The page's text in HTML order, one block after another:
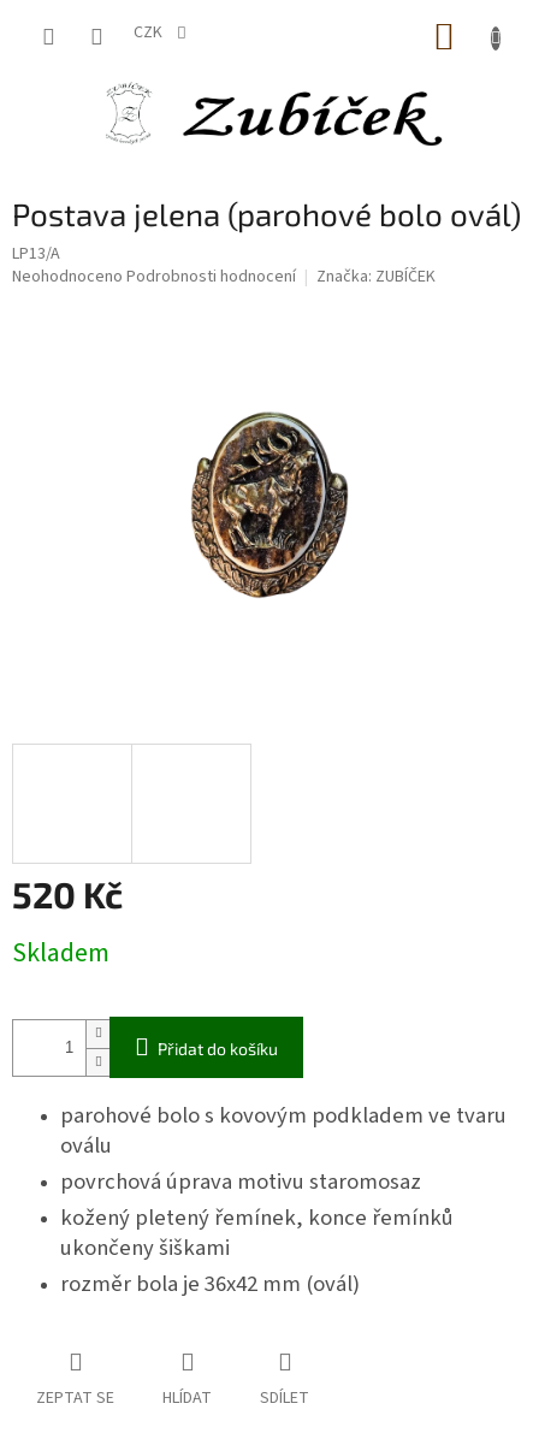
CZK
Postava jelena (parohové bolo ovál)
LP13/A
Průměrné
Neohodnoceno Podrobnosti hodnocení Značka: ZUBÍČEK
520 Kč
cena:
Skladem
Přidat do košíku
parohové bolo s kovovým podkladem ve tvaru
oválu
povrchová úprava motivu staromosaz
kožený pletený řemínek, konce řemínků
ukončeny šiškami
rozměr bola je 36x42 mm (ovál)
ZEPTAT SE HLÍDAT SDÍLET